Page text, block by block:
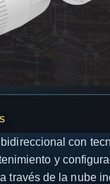
con
y
través de la nube